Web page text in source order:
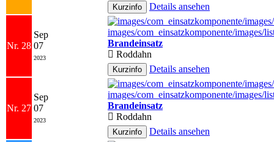
Details ansehen
Nr. 28
Sep
07
2023
Brandeinsatz
Roddahn
Details ansehen
Nr. 27
Sep
07
2023
Brandeinsatz
Roddahn
Details ansehen